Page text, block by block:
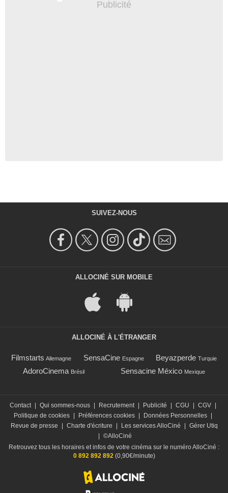
SUIVEZ-NOUS
ALLOCINÉ SUR MOBILE
ALLOCINÉ À L'ÉTRANGER
Filmstarts Allemagne SensaCine Espagne Beyazperde Turquie
AdoroCinema Brésil Sensacine México Mexique
Contact | Qui sommes-nous | Recrutement | Publicité | CGU | CGV |
Politique de cookies | Préférences cookies | Données Personnelles |
Revue de presse
| Charte d'écriture | Les services AlloCiné | Gérer Utiq
| ©AlloCiné
Retrouvez tous les horaires et infos de votre cinéma sur le numéro AlloCiné :
0 892 892 892 (0,90€/minute)